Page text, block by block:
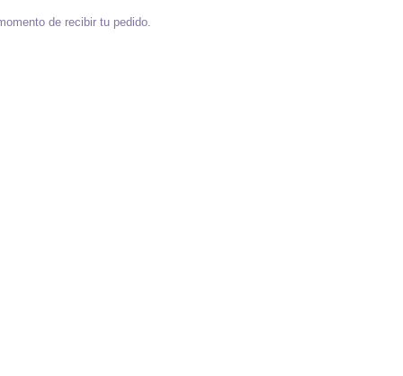
de recibir tu pedido.